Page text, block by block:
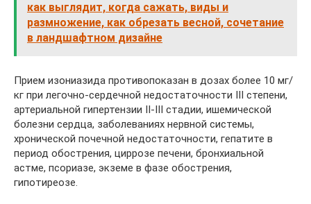
как выглядит, когда сажать, виды и
размножение, как обрезать весной, сочетание
в ландшафтном дизайне
Прием изониазида противопоказан в дозах более 10 мг/
кг при легочно-сердечной недостаточности III степени,
артериальной гипертензии II-III стадии, ишемической
болезни сердца, заболеваниях нервной системы,
хронической почечной недостаточности, гепатите в
период обострения, циррозе печени, бронхиальной
астме, псориазе, экземе в фазе обострения,
гипотиреозе.